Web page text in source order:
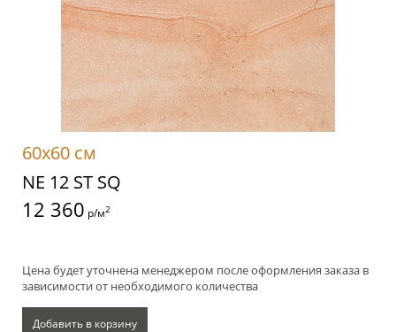
60x60 см
NE 12 ST SQ
12 360 р/м2
Цена будет уточнена менеджером после оформления заказа в
зависимости от необходимого количества
Добавить в корзину